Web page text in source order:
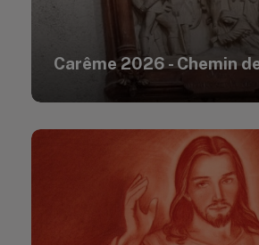
Carême 2026 - Chemin